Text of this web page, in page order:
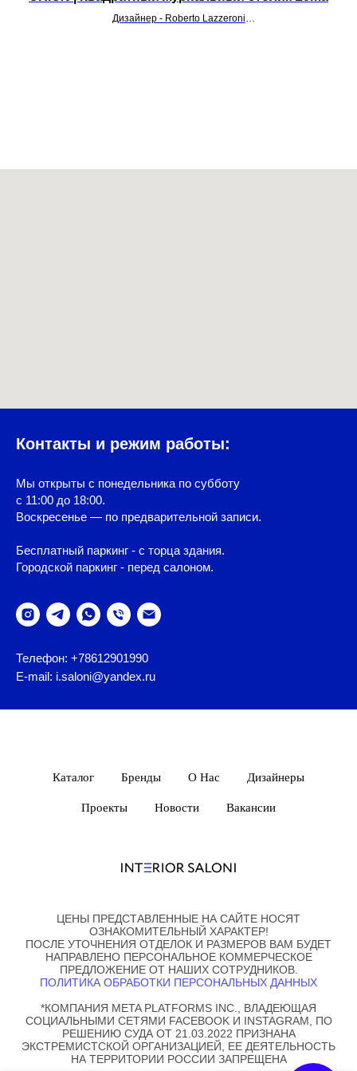
Дизайнер - Roberto Lazzeroni
Контакты и режим работы:
Мы открыты с понедельника по субботу
с 11:00 до 18:00.
Воскресенье — по предварительной записи.
Бесплатный паркинг - с торца здания.
Городской паркинг - перед салоном.
Телефон: +78612901990
E-mail: i.saloni@yandex.ru
Каталог Бренды О Нас Дизайнеры
Проекты Новости Вакансии
ЦЕНЫ ПРЕДСТАВЛЕННЫЕ НА САЙТЕ НОСЯТ
ОЗНАКОМИТЕЛЬНЫЙ ХАРАКТЕР!
ПОСЛЕ УТОЧНЕНИЯ ОТДЕЛОК И РАЗМЕРОВ ВАМ БУДЕТ
НАПРАВЛЕНО ПЕРСОНАЛЬНОЕ КОММЕРЧЕСКОЕ
ПРЕДЛОЖЕНИЕ ОТ НАШИХ СОТРУДНИКОВ.
ПОЛИТИКА ОБРАБОТКИ ПЕРСОНАЛЬНЫХ ДАННЫХ
*КОМПАНИЯ META PLATFORMS INC., ВЛАДЕЮЩАЯ
СОЦИАЛЬНЫМИ СЕТЯМИ FACEBOOK И INSTAGRAM, ПО
РЕШЕНИЮ СУДА ОТ 21.03.2022 ПРИЗНАНА
ЭКСТРЕМИСТСКОЙ ОРГАНИЗАЦИЕЙ, ЕЕ ДЕЯТЕЛЬНОСТЬ
НА ТЕРРИТОРИИ РОССИИ ЗАПРЕЩЕНА